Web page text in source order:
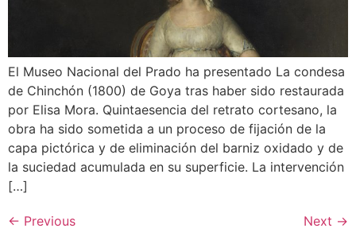
El Museo Nacional del Prado ha presentado La condesa
de Chinchón (1800) de Goya tras haber sido restaurada
por Elisa Mora. Quintaesencia del retrato cortesano, la
obra ha sido sometida a un proceso de fijación de la
capa pictórica y de eliminación del barniz oxidado y de
la suciedad acumulada en su superficie. La intervención
[…]
← Previous Next →